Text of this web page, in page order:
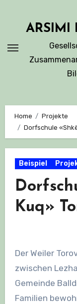
content
Home
Projekte
Dorfschule
Beispiel
Kuq»
Der Weiler Torovicë gehört zur weitläufigen,
zwischen
Gemeinde
Familien